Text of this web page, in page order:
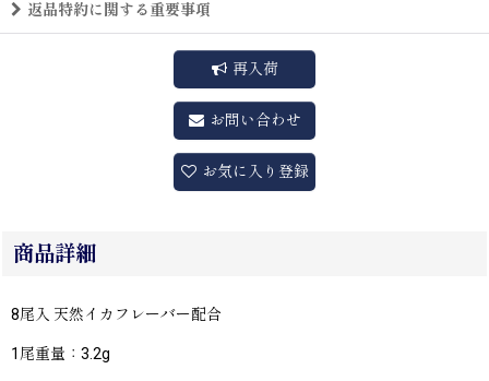
返品特約に関する重要事項
再入荷
お問い合わせ
お気に入り登録
商品詳細
8尾入 天然イカフレーバー配合
1尾重量：3.2g